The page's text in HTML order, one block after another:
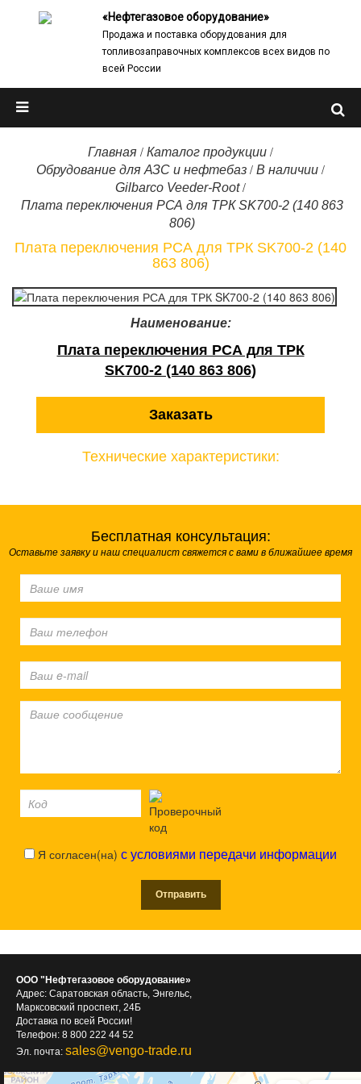
«Нефтегазовое оборудование»
Продажа и поставка оборудования для
топливозаправочных комплексов всех видов по
всей России
Главная / Каталог продукции /
Обрудование для АЗС и нефтебаз / В наличии /
Gilbarco Veeder-Root/
Плата переключения РСА для ТРК SK700-2 (140 863
806)
Плата переключения РСА для ТРК SK700-2 (140
863 806)
Наименование:
Плата переключения РСА для ТРК
SK700-2 (140 863 806)
Заказать
Технические характеристики:
Бесплатная консультация:
Оставьте заявку и наш специалист свяжется с вами в ближайшее время
Я согласен(на) с условиями передачи информации
ООО "Нефтегазовое оборудование»
Адрес: Саратовская область, Энгельс,
Марксовский проспект, 24Б
Доставка по всей России!
Телефон: 8 800 222 44 52
Эл. почта: sales@vengo-trade.ru